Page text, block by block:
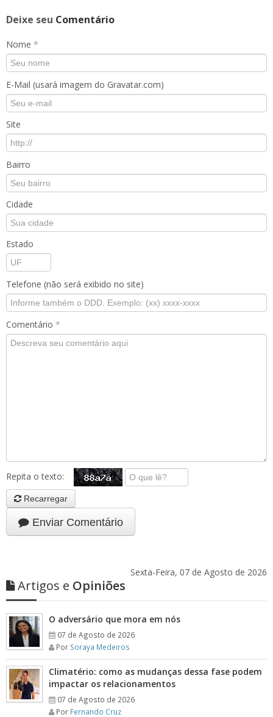
Deixe seu Comentário
Nome *
E-Mail (usará imagem do Gravatar.com)
Site
Bairro
Cidade
Estado
Telefone (não será exibido no site)
Comentário *
Repita o texto:
Recarregar
Enviar Comentário
Sexta-Feira, 07 de Agosto de 2026
Artigos e Opiniões
O adversário que mora em nós
07 de Agosto de 2026
Por Soraya Medeiros
Climatério: como as mudanças dessa fase podem
impactar os relacionamentos
07 de Agosto de 2026
Por Fernando Cruz